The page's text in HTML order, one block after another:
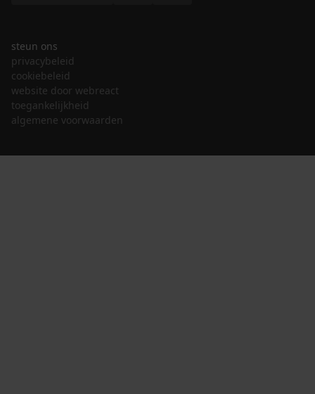
steun ons
privacybeleid
cookiebeleid
website door webreact
toegankelijkheid
algemene voorwaarden